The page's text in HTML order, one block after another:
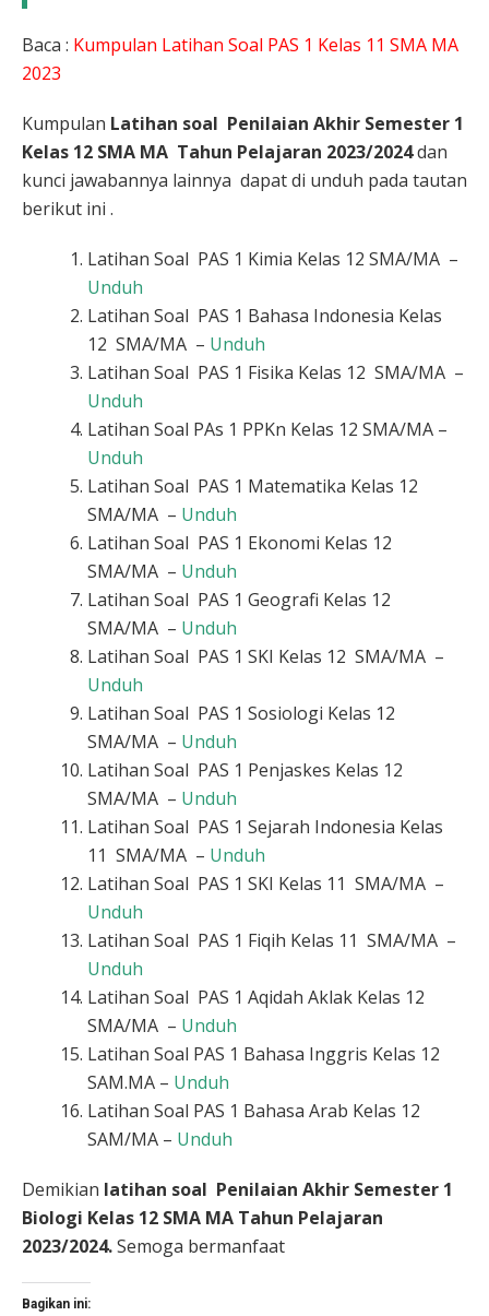
Baca : Kumpulan Latihan Soal PAS 1 Kelas 11 SMA MA
2023
Kumpulan Latihan soal Penilaian Akhir Semester 1
Kelas 12 SMA MA Tahun Pelajaran 2023/2024dan
kunci jawabannya lainnya dapat di unduh pada tautan
berikut ini .
Latihan Soal PAS 1 Kimia Kelas 12 SMA/MA –
Unduh
Latihan Soal PAS 1 Bahasa Indonesia Kelas
12 SMA/MA – Unduh
Latihan Soal PAS 1 Fisika Kelas 12 SMA/MA –
Unduh
Latihan Soal PAs 1 PPKn Kelas 12 SMA/MA –
Unduh
Latihan Soal PAS 1 Matematika Kelas 12
SMA/MA – Unduh
Latihan Soal PAS 1 Ekonomi Kelas 12
SMA/MA – Unduh
Latihan Soal PAS 1 Geografi Kelas 12
SMA/MA – Unduh
Latihan Soal PAS 1 SKI Kelas 12 SMA/MA –
Unduh
Latihan Soal PAS 1 Sosiologi Kelas 12
SMA/MA – Unduh
Latihan Soal PAS 1 Penjaskes Kelas 12
SMA/MA – Unduh
Latihan Soal PAS 1 Sejarah Indonesia Kelas
11 SMA/MA – Unduh
Latihan Soal PAS 1 SKI Kelas 11 SMA/MA –
Unduh
Latihan Soal PAS 1 Fiqih Kelas 11 SMA/MA –
Unduh
Latihan Soal PAS 1 Aqidah Aklak Kelas 12
SMA/MA – Unduh
Latihan Soal PAS 1 Bahasa Inggris Kelas 12
SAM.MA – Unduh
Latihan Soal PAS 1 Bahasa Arab Kelas 12
SAM/MA – Unduh
Demikian latihan soal Penilaian Akhir Semester 1
Biologi Kelas 12 SMA MA Tahun Pelajaran
2023/2024.Semoga bermanfaat
Bagikan ini: